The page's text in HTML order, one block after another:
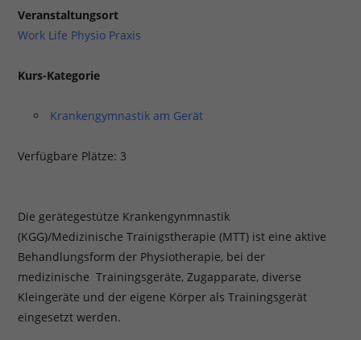
Veranstaltungsort
Work Life Physio Praxis
Kurs-Kategorie
Krankengymnastik am Gerät
Verfügbare Plätze: 3
Die gerätegestütze Krankengynmnastik
(KGG)/Medizinische Trainigstherapie (MTT) ist eine aktive
Behandlungsform der Physiotherapie, bei der
medizinische Trainingsgeräte, Zugapparate, diverse
Kleingeräte und der eigene Körper als Trainingsgerät
eingesetzt werden.